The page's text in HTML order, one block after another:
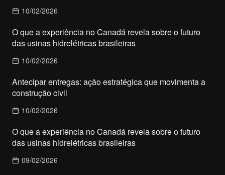
10/02/2026
O que a experiência no Canadá revela sobre o futuro
das usinas hidrelétricas brasileiras
10/02/2026
Antecipar entregas: ação estratégica que movimenta a
construção civil
10/02/2026
O que a experiência no Canadá revela sobre o futuro
das usinas hidrelétricas brasileiras
09/02/2026